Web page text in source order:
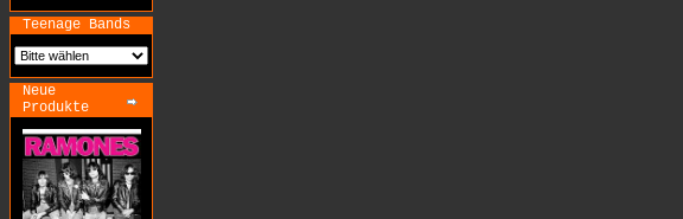
Teenage Bands
Neue
Produkte